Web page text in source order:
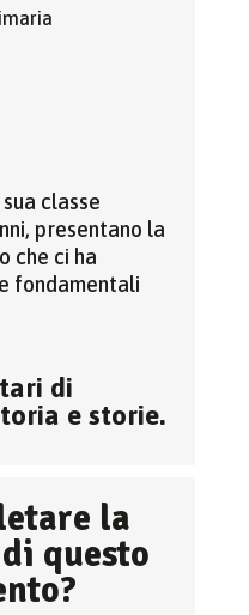
classe
presentano la
che ci ha
fondamentali
di
e storie.
la
questo